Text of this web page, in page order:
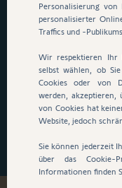
Personalisierung von
personalisierter
Traffics und -Publikums.
Wir respektieren Ihr
selbst wählen, ob
Cookies oder von
werden, akzeptieren,
von Cookies hat
Website, jedoch
Sie können jederzeit
über das Cookie-
Informationen finden